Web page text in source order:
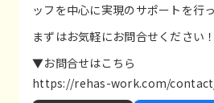
ッフを中心に実現のサポートを行っ
まずはお気軽にお問合せください！
▼お問合せはこちら
https://rehas-work.com/